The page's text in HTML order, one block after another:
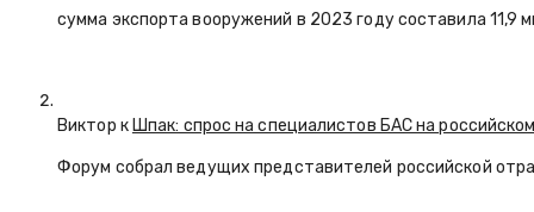
сумма экспорта вооружений в 2023 году составила 11,9
Виктор кШпак: спрос на специалистов БАС на
Форум собрал ведущих представителей российской